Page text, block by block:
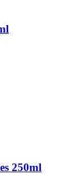
250ml